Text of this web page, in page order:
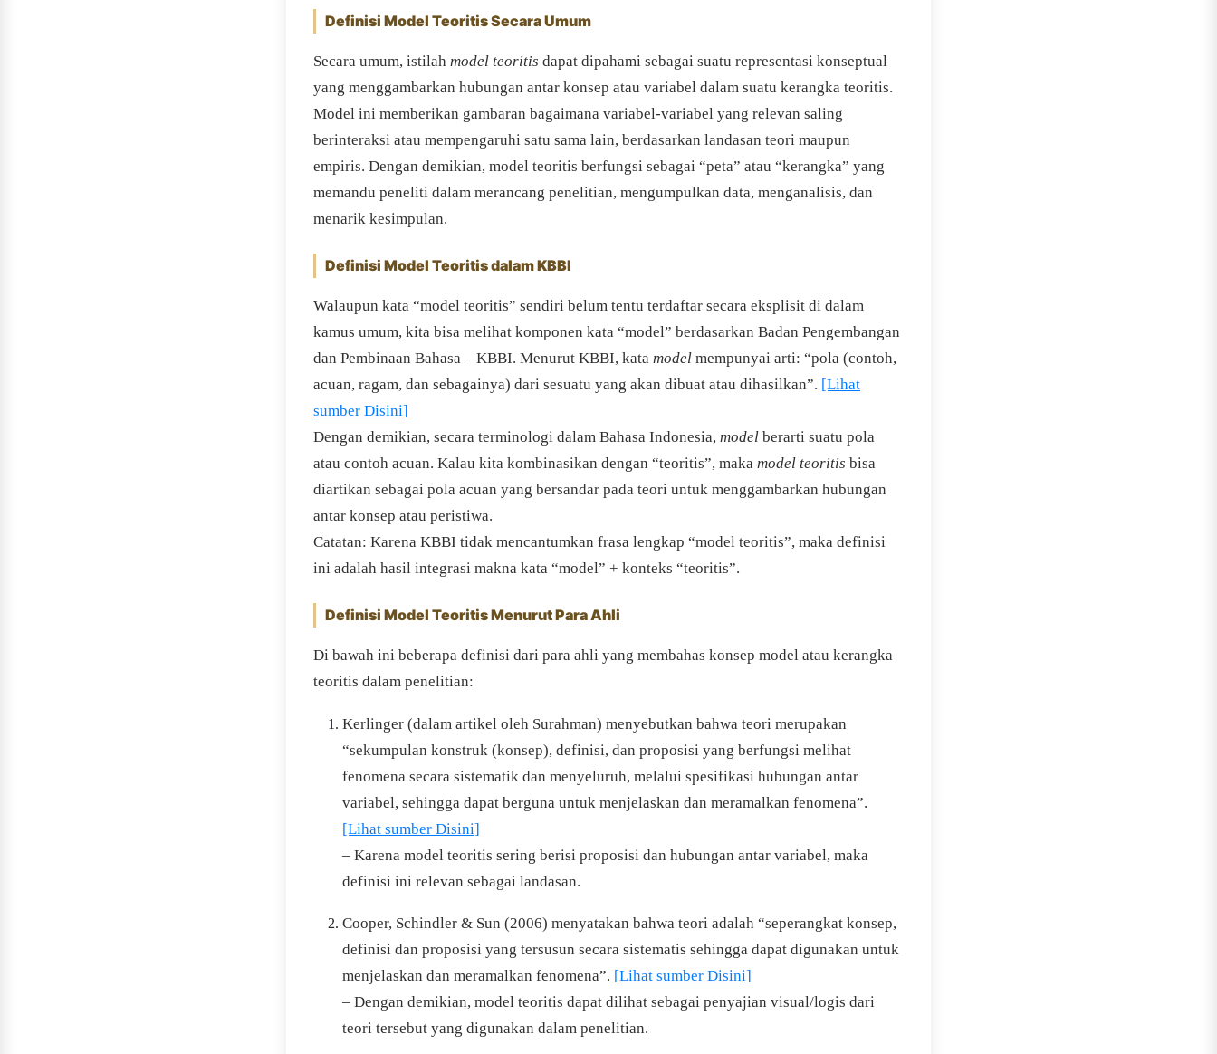
Definisi Model Teoritis Secara Umum
Secara umum, istilah model teoritis dapat dipahami sebagai suatu representasi konseptual
yang menggambarkan hubungan antar konsep atau variabel dalam suatu kerangka teoritis.
Model ini memberikan gambaran bagaimana variabel-variabel yang relevan saling
berinteraksi atau mempengaruhi satu sama lain, berdasarkan landasan teori maupun
empiris. Dengan demikian, model teoritis berfungsi sebagai “peta” atau “kerangka” yang
memandu peneliti dalam merancang penelitian, mengumpulkan data, menganalisis, dan
menarik kesimpulan.
Definisi Model Teoritis dalam KBBI
Walaupun kata “model teoritis” sendiri belum tentu terdaftar secara eksplisit di dalam
kamus umum, kita bisa melihat komponen kata “model” berdasarkan Badan Pengembangan
dan Pembinaan Bahasa – KBBI. Menurut KBBI, kata model mempunyai arti: “pola (contoh,
acuan, ragam, dan sebagainya) dari sesuatu yang akan dibuat atau dihasilkan”. [Lihat
sumber Disini]
Dengan demikian, secara terminologi dalam Bahasa Indonesia, model berarti suatu pola
atau contoh acuan. Kalau kita kombinasikan dengan “teoritis”, maka model teoritis bisa
diartikan sebagai pola acuan yang bersandar pada teori untuk menggambarkan hubungan
antar konsep atau peristiwa.
Catatan: Karena KBBI tidak mencantumkan frasa lengkap “model teoritis”, maka definisi
ini adalah hasil integrasi makna kata “model” + konteks “teoritis”.
Definisi Model Teoritis Menurut Para Ahli
Di bawah ini beberapa definisi dari para ahli yang membahas konsep model atau kerangka
teoritis dalam penelitian:
Kerlinger (dalam artikel oleh Surahman) menyebutkan bahwa teori merupakan
“sekumpulan konstruk (konsep), definisi, dan proposisi yang berfungsi melihat
fenomena secara sistematik dan menyeluruh, melalui spesifikasi hubungan antar
variabel, sehingga dapat berguna untuk menjelaskan dan meramalkan fenomena”.
[Lihat sumber Disini]
– Karena model teoritis sering berisi proposisi dan hubungan antar variabel, maka
definisi ini relevan sebagai landasan.
Cooper, Schindler & Sun (2006) menyatakan bahwa teori adalah “seperangkat konsep,
definisi dan proposisi yang tersusun secara sistematis sehingga dapat digunakan untuk
menjelaskan dan meramalkan fenomena”. [Lihat sumber Disini]
– Dengan demikian, model teoritis dapat dilihat sebagai penyajian visual/logis dari
teori tersebut yang digunakan dalam penelitian.